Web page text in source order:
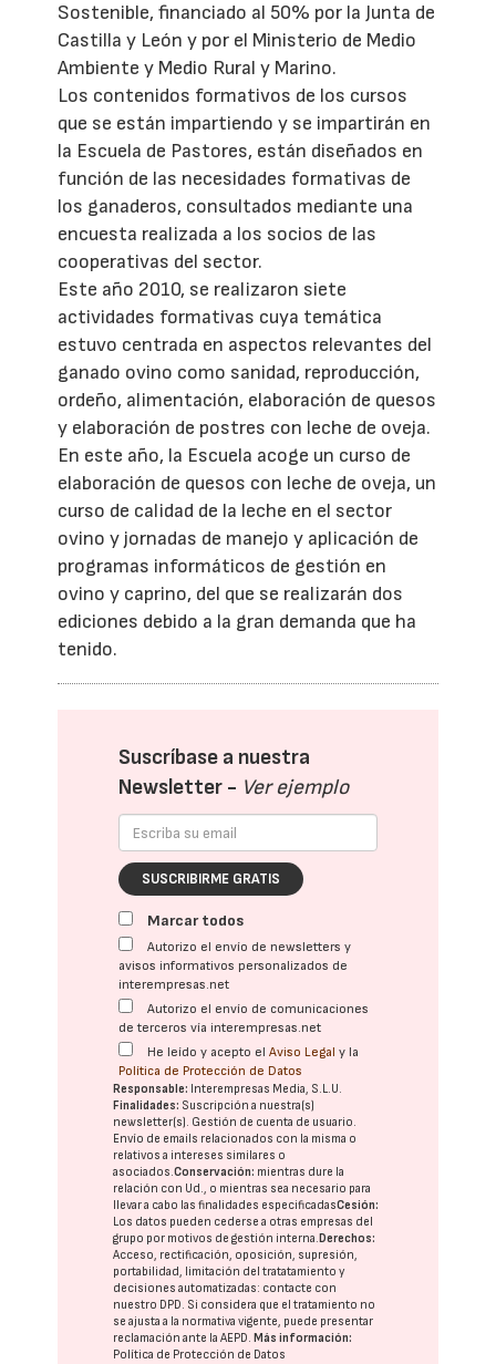
Sostenible, financiado al 50% por la Junta de
Castilla y León y por el Ministerio de Medio
Ambiente y Medio Rural y Marino.
Los contenidos formativos de los cursos
que se están impartiendo y se impartirán en
la Escuela de Pastores, están diseñados en
función de las necesidades formativas de
los ganaderos, consultados mediante una
encuesta realizada a los socios de las
cooperativas del sector.
Este año 2010, se realizaron siete
actividades formativas cuya temática
estuvo centrada en aspectos relevantes del
ganado ovino como sanidad, reproducción,
ordeño, alimentación, elaboración de quesos
y elaboración de postres con leche de oveja.
En este año, la Escuela acoge un curso de
elaboración de quesos con leche de oveja, un
curso de calidad de la leche en el sector
ovino y jornadas de manejo y aplicación de
programas informáticos de gestión en
ovino y caprino, del que se realizarán dos
ediciones debido a la gran demanda que ha
tenido.
Suscríbase a nuestra
Newsletter - Ver ejemplo
SUSCRIBIRME GRATIS
Marcar todos
Autorizo el envío de newsletters y
avisos informativos personalizados de
interempresas.net
Autorizo el envío de comunicaciones
de terceros vía interempresas.net
He leído y acepto elAviso Legal y la
Política de Protección de Datos
Responsable: Interempresas Media, S.L.U.
Finalidades: Suscripción a nuestra(s)
newsletter(s). Gestión de cuenta de usuario.
Envío de emails relacionados con la misma o
relativos a intereses similares o
asociados.Conservación: mientras dure la
relación con Ud., o mientras sea necesario para
llevar a cabo las finalidades especificadasCesión:
Los datos pueden cederse a otras empresas del
grupo por motivos de gestión interna. Derechos:
Acceso, rectificación, oposición, supresión,
portabilidad, limitación del tratatamiento y
decisiones automatizadas: contacte con
nuestro DPD. Si considera que el tratamiento no
se ajusta a la normativa vigente, puede presentar
reclamación ante laAEPD. Más información:
Política de Protección de Datos